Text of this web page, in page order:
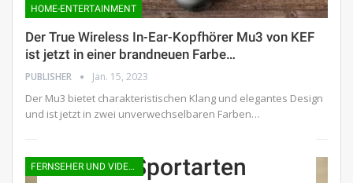
HOME-ENTERTAINMENT
Der True Wireless In-Ear-Kopfhörer Mu3 von KEF
ist jetzt in einer brandneuen Farbe…
PUBLISHER Jan. 15, 2023
Der Mu3 bietet charakteristischen Klang und elegantes Design
und ist jetzt in zwei unverwechselbaren Farben…
FERNSEHER UND VIDEOKONSOLEN
Lokale Sportarten